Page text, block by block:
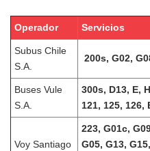
Operador Servicios
Subus Chile
S.A.
200s, G02,
Buses Vule
S.A.
300s, D13, E,
121, 125, 126,
Voy Santiago
223, G01c,
G05, G13,